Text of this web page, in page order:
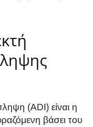
(ADI) είναι η
βάσει του